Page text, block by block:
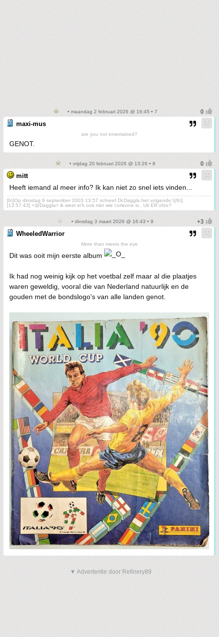
• maandag 2 februari 2026 @ 16:45 • 7
maxi-mus
are you not entertained?
GENOT.
• vrijdag 20 februari 2026 @ 13:26 • 8
mitt
Heeft iemand al meer info? Ik kan niet zo snel iets vinden...
[b\]Op dinsdag 9 september 2003 13:57 schreef Dr.Daggla het volgende:\[/b\]
[13:57:43] <@Daggla> ik weet ei'k ook niet wie corleone is.. Uit ER ofzo?
• dinsdag 3 maart 2026 @ 16:43 • 9
WheeledWarrior
More than meets the eye
Dit was ooit mijn eerste album
Ik had nog weinig kijk op het voetbal zelf maar al die plaatjes
waren geweldig, vooral die van Nederland natuurlijk en de
gouden met de bondslogo's van alle landen genot.
▼ Advertentie door Refinery89